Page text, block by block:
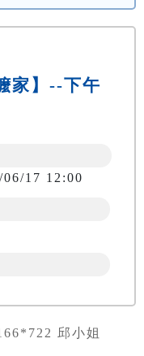
家】--下午
17 12:00
邱小姐